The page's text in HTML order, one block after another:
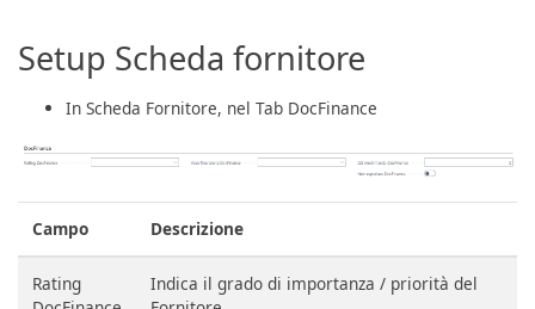
Setup Scheda fornitore
In Scheda Fornitore, nel Tab DocFinance
Campo Descrizione
Rating
Indica il grado di importanza / priorità del